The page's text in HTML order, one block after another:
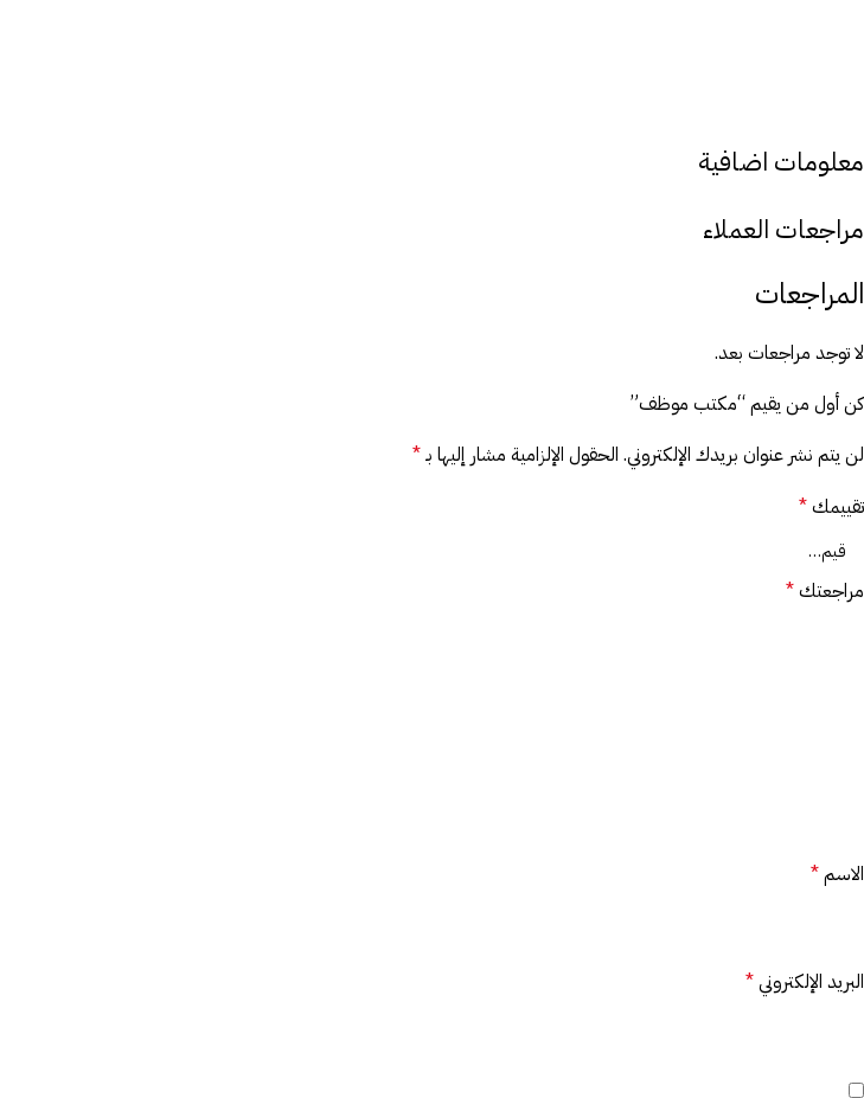
معلومات اضافية
مراجعات العملاء
المراجعات
لا توجد مراجعات بعد.
كن أول من يقيم “مكتب موظف”
لن يتم نشر عنوان بريدك الإلكتروني. الحقول الإلزامية مشار إليها بـ*
تقييمك*
مراجعتك*
الاسم*
البريد الإلكتروني*